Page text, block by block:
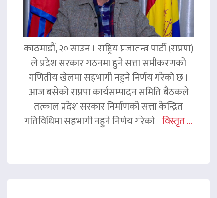
काठमाडौं, २० साउन । राष्ट्रिय प्रजातन्त्र पार्टी (राप्रपा)
ले प्रदेश सरकार गठनमा हुने सत्ता समीकरणको
गणितीय खेलमा सहभागी नहुने निर्णय गरेको छ ।
आज बसेको राप्रपा कार्यसम्पादन समिति बैठकले
तत्काल प्रदेश सरकार निर्माणको सत्ता केन्द्रित
गतिविधिमा सहभागी नहुने निर्णय गरेको विस्तृत....